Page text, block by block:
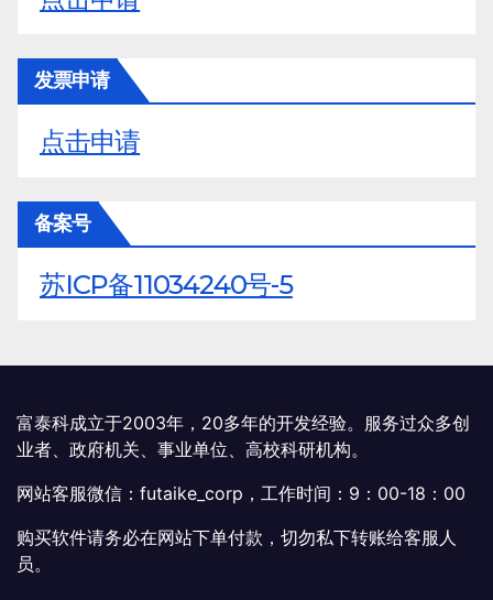
发票申请
点击申请
备案号
苏ICP备11034240号-5
富泰科成立于2003年，20多年的开发经验。服务过众多创
业者、政府机关、事业单位、高校科研机构。
网站客服微信：futaike_corp，工作时间：9：00-18：00
购买软件请务必在网站下单付款，切勿私下转账给客服人
员。